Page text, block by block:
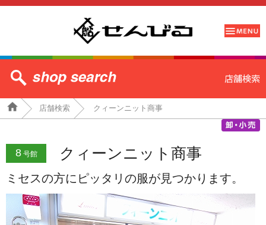
店舗検索 クィーンニット商事
8号館 クィーンニット商事
ミセスの方にピッタリの服が見つかります。